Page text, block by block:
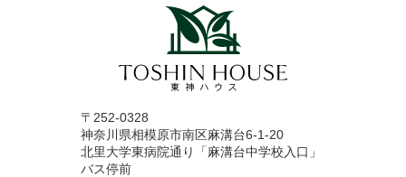
〒252-0328
神奈川県相模原市南区麻溝台6-1-20
北里大学東病院通り「麻溝台中学校入口」
バス停前